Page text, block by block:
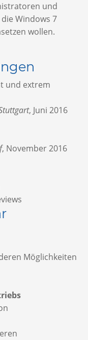
und
Windows 7
wollen.
und extrem
, Juni 2016
, November 2016
Möglichkeiten